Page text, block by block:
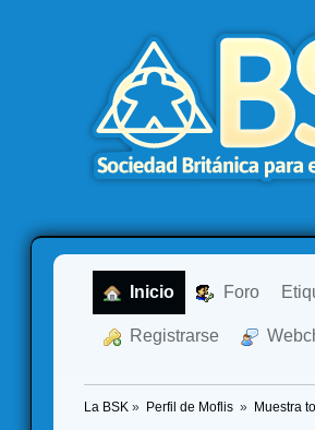
Inicio Foro
Registrarse
La BSK » Perfil de Moflis » Muestra